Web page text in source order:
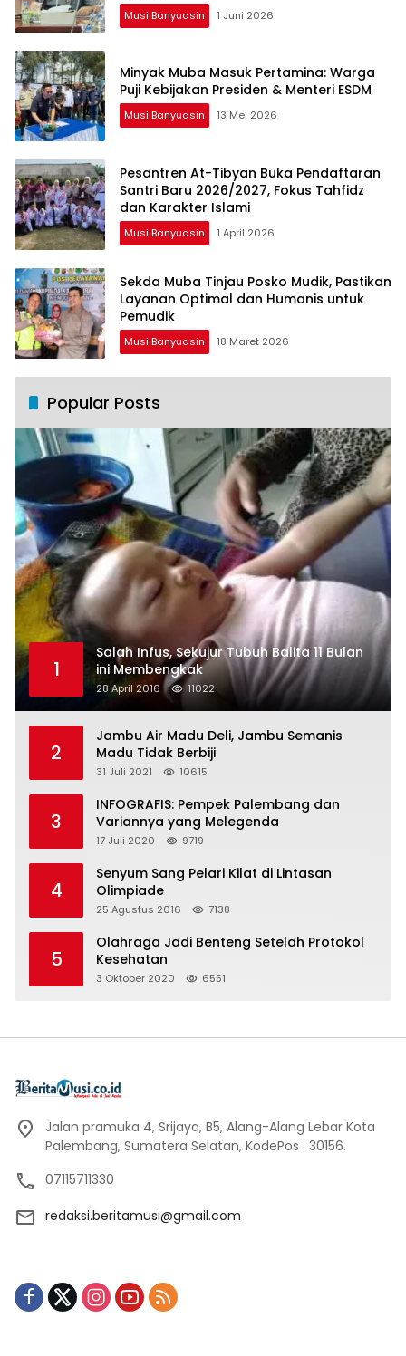
Musi Banyuasin 1 Juni 2026
Minyak Muba Masuk Pertamina: Warga
Puji Kebijakan Presiden & Menteri ESDM
Musi Banyuasin 13 Mei 2026
Pesantren At-Tibyan Buka Pendaftaran
Santri Baru 2026/2027, Fokus Tahfidz
dan Karakter Islami
Musi Banyuasin 1 April 2026
Sekda Muba Tinjau Posko Mudik, Pastikan
Layanan Optimal dan Humanis untuk
Pemudik
Musi Banyuasin 18 Maret 2026
Popular Posts
1
Salah Infus, Sekujur Tubuh Balita 11 Bulan
ini Membengkak
28 April 2016 11022
2
Jambu Air Madu Deli, Jambu Semanis
Madu Tidak Berbiji
31 Juli 2021 10615
3
INFOGRAFIS: Pempek Palembang dan
Variannya yang Melegenda
17 Juli 2020 9719
4
Senyum Sang Pelari Kilat di Lintasan
Olimpiade
25 Agustus 2016 7138
5
Olahraga Jadi Benteng Setelah Protokol
Kesehatan
3 Oktober 2020 6551
Jalan pramuka 4, Srijaya, B5, Alang-Alang Lebar Kota
Palembang, Sumatera Selatan, KodePos : 30156.
07115711330
redaksi.beritamusi@gmail.com